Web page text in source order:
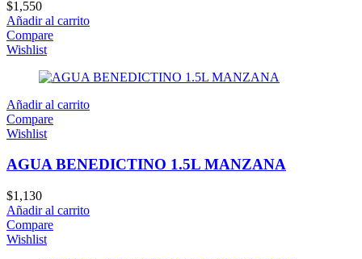
$1,550
Añadir al carrito
Compare
Wishlist
Añadir al carrito
Compare
Wishlist
AGUA BENEDICTINO 1.5L MANZANA
$1,130
Añadir al carrito
Compare
Wishlist